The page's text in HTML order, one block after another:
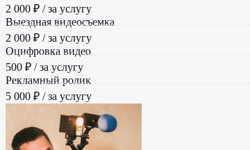
2 000 ₽ / за услугу
Выездная видеосъемка
2 000 ₽ / за услугу
Оцифровка видео
500 ₽ / за услугу
Рекламный ролик
5 000 ₽ / за услугу